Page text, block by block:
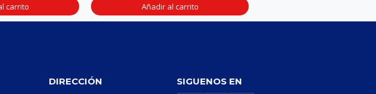
carrito Añadir al carrito
DIRECCIÓN SIGUENOS EN